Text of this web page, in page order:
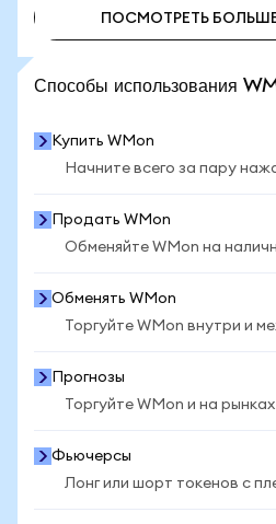
ПОСМОТРЕТЬ
Способы использования
Купить WMon
Начните всего за пару
Продать WMon
Обменяйте WMon на
Обменять WMon
Торгуйте WMon внутри и
Прогнозы
Торгуйте WMon и на
Фьючерсы
Лонг или шорт токенов с